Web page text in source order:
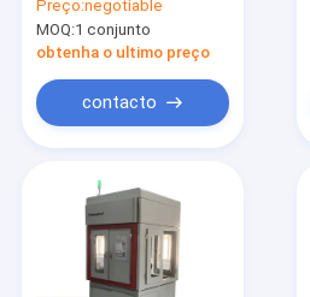
Produtos
Vídeos
ISO PMSM para
motocicletas
elétricas
Preço:negotiable
MOQ:1 conjunto
obtenha o ultimo preço
contacto